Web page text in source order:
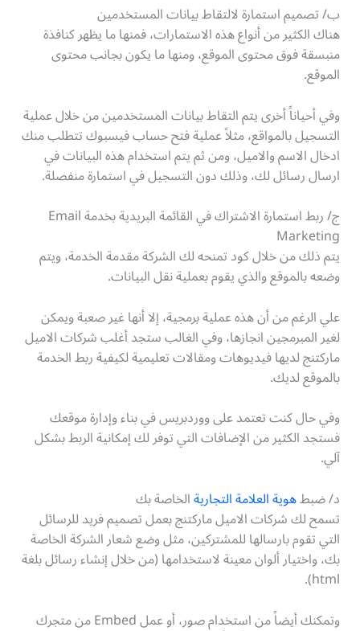
ب/ تصميم استمارة لالتقاط بيانات المستخدمين
هناك الكثير من أنواع هذه الاستمارات، فمنها ما يظهر كنافذة
منبسقة فوق محتوى الموقع، ومنها ما يكون بجانب محتوى
الموقع.
وفي أحياناً أخرى يتم التقاط بيانات المستخدمين من خلال عملية
التسجيل بالمواقع، مثلاً عملية فتح حساب فيسبوك تتطلب منك
ادخال الاسم والاميل، ومن ثم يتم استخدام هذه البيانات في
ارسال رسائل لك، وذلك دون التسجيل في استمارة منفصلة.
ج/ ربط استمارة الاشتراك في القائمة البريدية بخدمة Email
Marketing
يتم ذلك من خلال كود تمنحه لك الشركة مقدمة الخدمة، ويتم
وضعه بالموقع والذي يقوم بعملية نقل البيانات.
علي الرغم من أن هذه عملية برمجية، إلا أنها غير صعبة ويمكن
لغير المبرمجين انجازها، وفي الغالب ستجد أغلب شركات الاميل
ماركتنج لديها فيديوهات ومقالات تعليمية لكيفية ربط الخدمة
بالموقع لديك.
وفي حال كنت تعتمد على ووردبريس في بناء وإدارة موقعك
فستجد الكثير من الإضافات التي توفر لك إمكانية الربط بشكل
آلي.
د/ ضبطهوية العلامة التجاريةالخاصة بك
تسمح لك شركات الاميل ماركتنج بعمل تصميم فريد للرسائل
التي تقوم بارسالها للمشتركين، مثل وضع شعار الشركة الخاصة
بك، واختيار ألوان معينة لاستخدامها (من خلال إنشاء رسائل بلغة
html).
وتمكنك أيضاً من استخدام صور، أو عمل Embed من متجرك